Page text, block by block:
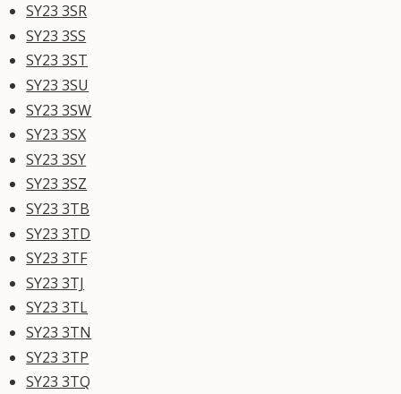
SY23 3SR
SY23 3SS
SY23 3ST
SY23 3SU
SY23 3SW
SY23 3SX
SY23 3SY
SY23 3SZ
SY23 3TB
SY23 3TD
SY23 3TF
SY23 3TJ
SY23 3TL
SY23 3TN
SY23 3TP
SY23 3TQ